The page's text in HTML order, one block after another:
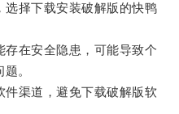
择下载安装破解版的快鸭
在安全隐患，可能导致个
。
渠道，避免下载破解版软